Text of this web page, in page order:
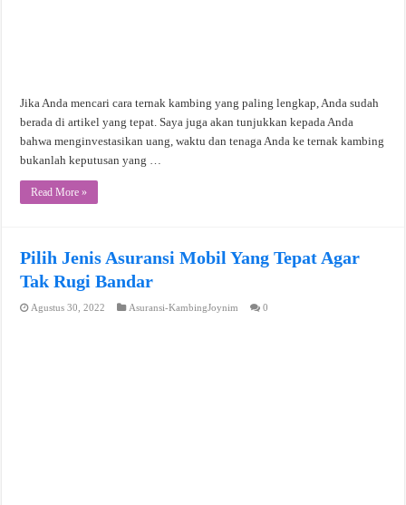
Jika Anda mencari cara ternak kambing yang paling lengkap, Anda sudah
berada di artikel yang tepat. Saya juga akan tunjukkan kepada Anda
bahwa menginvestasikan uang, waktu dan tenaga Anda ke ternak kambing
bukanlah keputusan yang …
Read More »
Pilih Jenis Asuransi Mobil Yang Tepat Agar
Tak Rugi Bandar
Agustus 30, 2022 Asuransi-KambingJoynim 0